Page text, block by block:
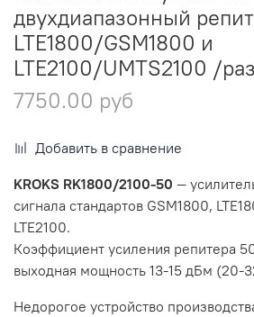
двухдиапазонный
LTE1800/GSM1800 и
LTE2100/UMTS2100 /
7750.00 руб
Добавить в сравнение
KROKS RK1800/2100-50 —
сигнала стандартов GSM1800,
LTE2100.
Коэффициент усиления репитера
выходная мощность 13-15 дБм (20-
Недорогое устройство